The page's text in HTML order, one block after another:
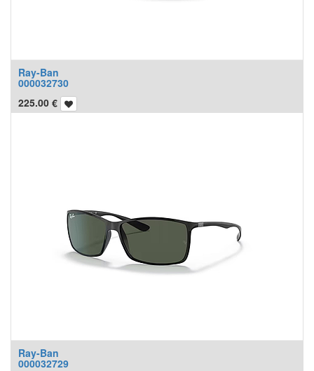
Ray-Ban
000032730
225.00 €
Ray-Ban
000032729